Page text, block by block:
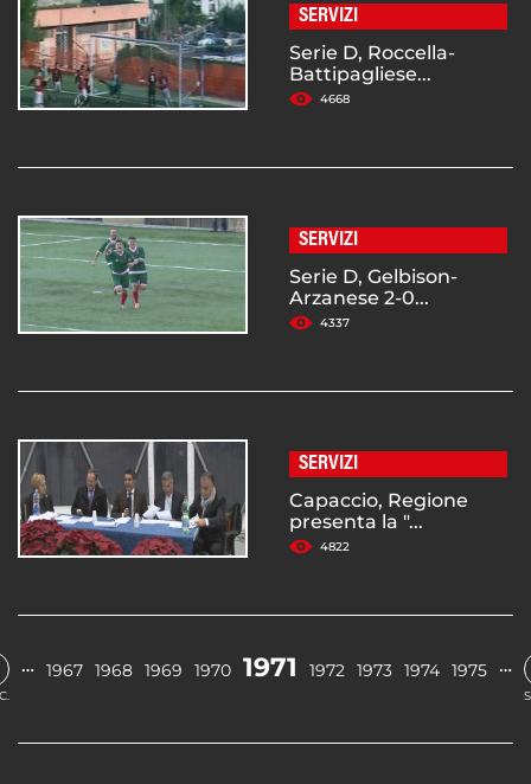
SERVIZI
Serie D, Roccella-
Battipagliese...
4668
SERVIZI
Serie D, Gelbison-
Arzanese 2-0...
4337
SERVIZI
Capaccio, Regione
presenta la "...
4822
… 1967 1968 1969 1970 1971 1972 1973 1974 1975 …